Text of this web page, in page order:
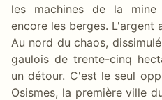
les machines de la mine
encore les berges. L'argent
Au nord du chaos,
gaulois de trente-cinq
un détour. C'est le seul
Osismes, la première ville